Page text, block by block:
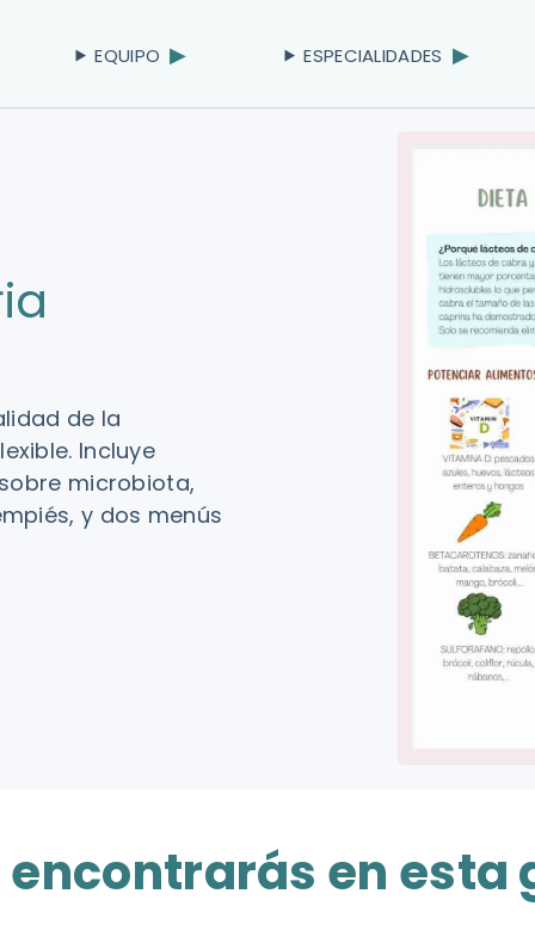
EQUIPO ESPECIALIDADES
de la
Incluye
microbiota,
y dos menús
encontrarás en esta